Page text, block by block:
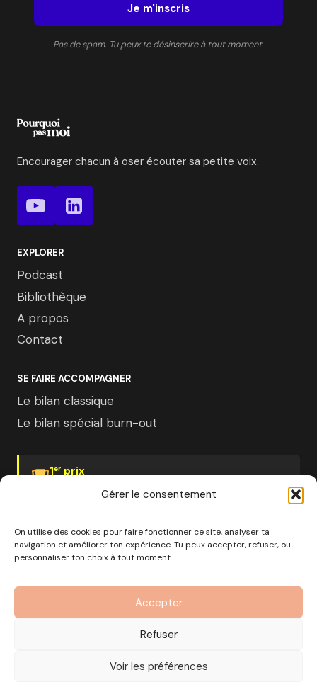
Gérer le consentement
On utilise des cookies pour faire fonctionner ce site, analyser ta
navigation et améliorer ton expérience. Tu peux accepter, refuser, ou
personnaliser ton choix à tout moment.
Accepter
Refuser
Voir les préférences
Je m'inscris
Pas de spam. Tu peux te désinscrire à tout moment.
Encourager chacun à oser écouter sa petite voix.
EXPLORER
Podcast
Bibliothèque
A propos
Contact
SE FAIRE ACCOMPAGNER
Le bilan classique
Le bilan spécial burn-out
1er prix
capital de 1000€ · RCS Marseille · SIRET
890 976 699 00037
OF n°93 13 18812 13 — Enregistré auprès du préfet de la
région Provence-Alpes-Côte d'Azur
Mentions LégalesPolitique de confidentialité